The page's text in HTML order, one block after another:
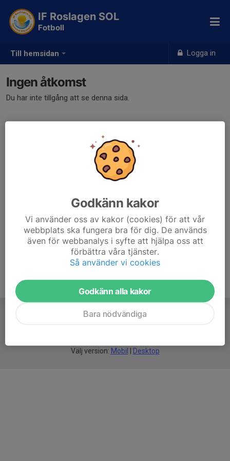
Till hemsidan Logga in
IF Roslagen SOL
Fotboll
Ingen åtkomst
Du har inte tillgång att se denna sida.
Välj version: Mobil Desktop
Godkänn kakor
Vi använder oss av kakor (cookies) för att vår
webbplats ska fungera bra för dig. De används
även för webbanalys i syfte att hjälpa oss att
förbättra våra tjänster.
Så använder vi cookies
Godkänn alla kakor
Bara nödvändiga